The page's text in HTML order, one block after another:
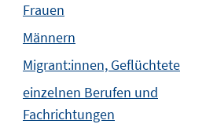
Frauen
Männern
Migrant:innen, Geflüchtete
einzelnen Berufen und
Fachrichtungen